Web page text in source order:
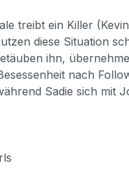
treibt ein Killer
diese Situation
ihn,
nach
Sadie sich mit